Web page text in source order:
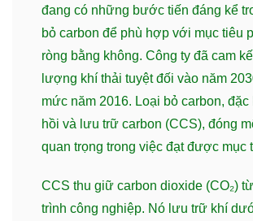
đang có những bước tiến đáng kể
bỏ carbon để phù hợp với mục tiêu
ròng bằng không. Công ty đã cam
lượng khí thải tuyệt đối vào năm
mức năm 2016. Loại bỏ carbon, đặc
hồi và lưu trữ carbon (CCS), đóng
quan trọng trong việc đạt được mục
CCS thu giữ carbon dioxide (CO₂)
trình công nghiệp. Nó lưu trữ khí